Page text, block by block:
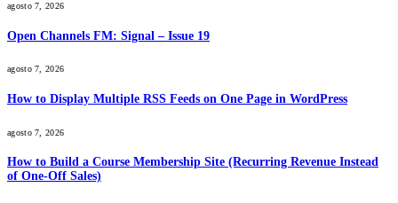
agosto 7, 2026
Open Channels FM: Signal – Issue 19
agosto 7, 2026
How to Display Multiple RSS Feeds on One Page in WordPress
agosto 7, 2026
How to Build a Course Membership Site (Recurring Revenue Instead
of One-Off Sales)